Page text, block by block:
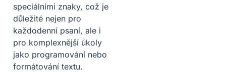
speciálními znaky, což je
důležité nejen pro
každodenní psaní, ale i
pro komplexnější úkoly
jako programování nebo
formátování textu.